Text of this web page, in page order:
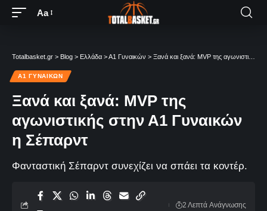
Aa
Totalbasket.gr > Blog > Ελλάδα >Α1 Γυναικών > Ξανά και ξανά: MVP της αγωνιστικής στην Α1 Γυναικών η Σέπαρντ
Α1 ΓΥΝΑΙΚΏΝ
Ξανά και ξανά: MVP της
αγωνιστικής στην Α1 Γυναικών
η Σέπαρντ
Φανταστική Σέπαρντ συνεχίζει να σπάει τα κοντέρ.
2 Λεπτά Aνάγνωσης